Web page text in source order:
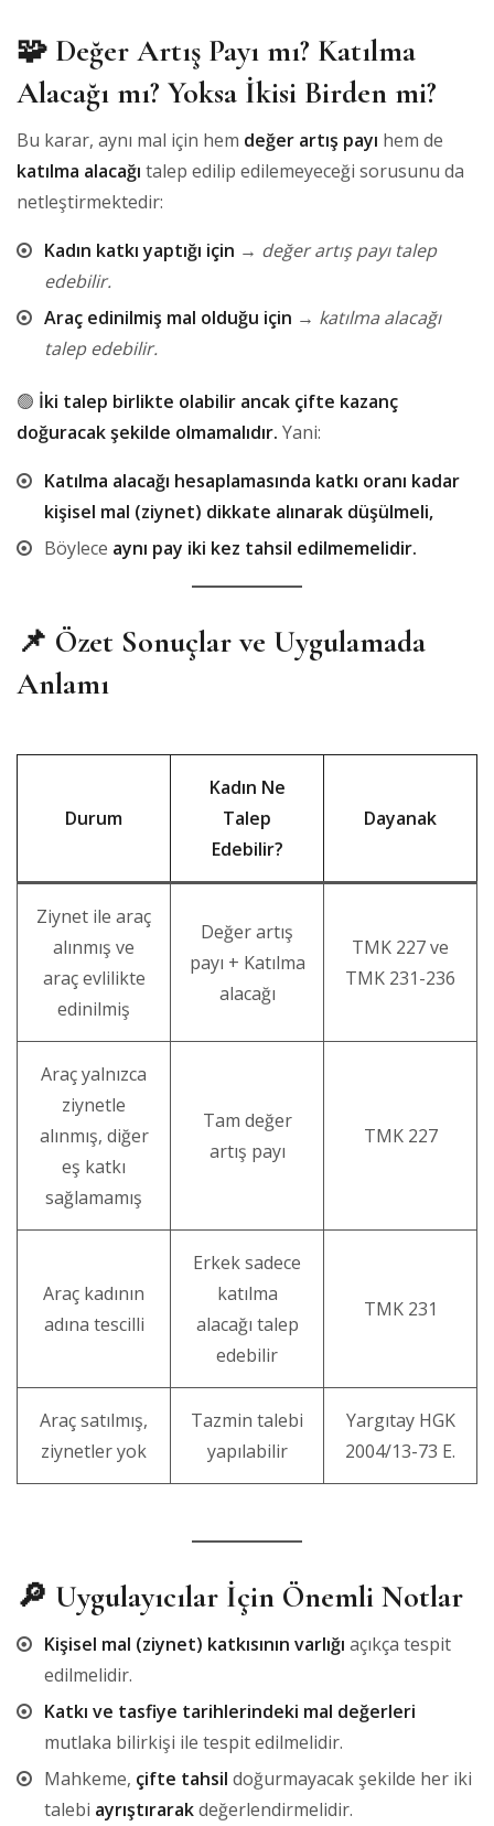
🧩 Değer Artış Payı mı? Katılma
Alacağı mı? Yoksa İkisi Birden mi?
Bu karar, aynı mal için hem değer artış payı hem de
katılma alacağı talep edilip edilemeyeceği sorusunu da
netleştirmektedir:
Kadın katkı yaptığı için → değer artış payı talep
edebilir.
Araç edinilmiş mal olduğu için → katılma alacağı
talep edebilir.
🟢 İki talep birlikte olabilir ancak çifte kazanç
doğuracak şekilde olmamalıdır. Yani:
Katılma alacağı hesaplamasında katkı oranı kadar
kişisel mal (ziynet) dikkate alınarak düşülmeli,
Böylece aynı pay iki kez tahsil edilmemelidir.
📌 Özet Sonuçlar ve Uygulamada
Anlamı
Durum
Kadın Ne
Talep
Edebilir?
Dayanak
Ziynet ile araç
alınmış ve
araç evlilikte
edinilmiş
Değer artış
payı + Katılma
alacağı
TMK 227 ve
TMK 231-236
Araç yalnızca
ziynetle
alınmış, diğer
eş katkı
sağlamamış
Tam değer
artış payı
TMK 227
Araç kadının
adına tescilli
Erkek sadece
katılma
alacağı talep
edebilir
TMK 231
Araç satılmış,
ziynetler yok
Tazmin talebi
yapılabilir
Yargıtay HGK
2004/13-73 E.
🔎 Uygulayıcılar İçin Önemli Notlar
Kişisel mal (ziynet) katkısının varlığı açıkça tespit
edilmelidir.
Katkı ve tasfiye tarihlerindeki mal değerleri
mutlaka bilirkişi ile tespit edilmelidir.
Mahkeme, çifte tahsil doğurmayacak şekilde her iki
talebi ayrıştırarakdeğerlendirmelidir.